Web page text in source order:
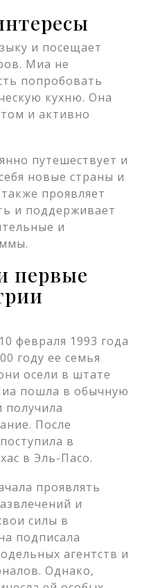
и посещает
Миа не
попробовать
кухню. Она
и активно
путешествует и
новые страны и
проявляет
и поддерживает
и
первые
февраля 1993 года
году ее семья
осели в штате
пошла в обычную
После
в
в Эль-Пасо.
проявлять
и
силы в
подписала
агентств и
Однако,